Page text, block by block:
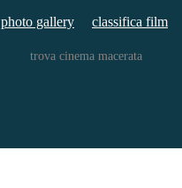
photo gallery classifica film
trova cinema macerata